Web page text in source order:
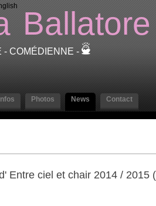
Ballatore
- COMÉDIENNE -
Photos News Contact
Entre ciel et chair 2014 / 2015